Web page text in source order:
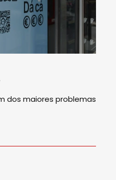
dos maiores problemas